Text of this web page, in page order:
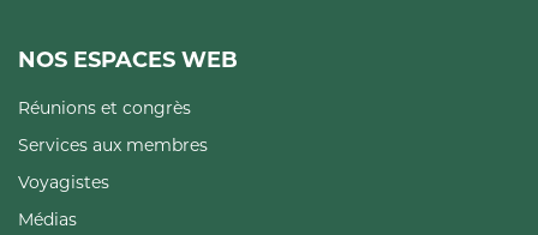
NOS ESPACES WEB
Réunions et congrès
Services aux membres
Voyagistes
Médias